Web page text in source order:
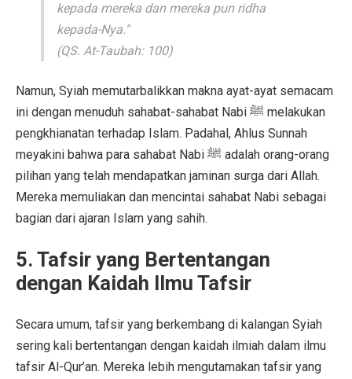
kepada mereka dan mereka pun ridha
kepada-Nya."
(QS. At-Taubah: 100)
Namun, Syiah memutarbalikkan makna ayat-ayat semacam
ini dengan menuduh sahabat-sahabat Nabi ﷺ melakukan
pengkhianatan terhadap Islam. Padahal, Ahlus Sunnah
meyakini bahwa para sahabat Nabi ﷺ adalah orang-orang
pilihan yang telah mendapatkan jaminan surga dari Allah.
Mereka memuliakan dan mencintai sahabat Nabi sebagai
bagian dari ajaran Islam yang sahih.
5. Tafsir yang Bertentangan
dengan Kaidah Ilmu Tafsir
Secara umum, tafsir yang berkembang di kalangan Syiah
sering kali bertentangan dengan kaidah ilmiah dalam ilmu
tafsir Al-Qur’an. Mereka lebih mengutamakan tafsir yang